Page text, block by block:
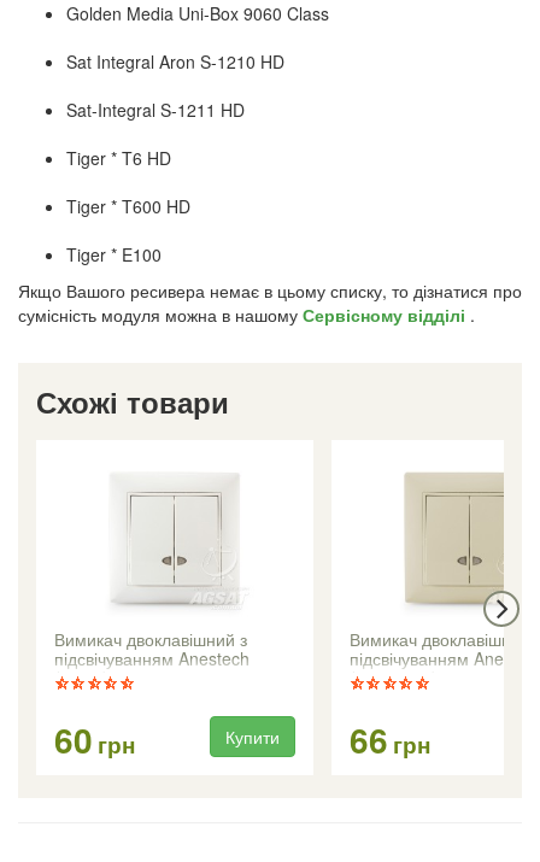
Golden Media Uni-Box 9060 Class
Sat Integral Aron S-1210 HD
Sat-Integral S-1211 HD
Tiger * T6 HD
Tiger * T600 HD
Tiger * E100
Якщо Вашого ресивера немає в цьому списку, то дізнатися про
сумісність модуля можна в нашому Сервісному відділі .
Схожі товари
Вимикач двоклавішний з
підсвічуванням Anestech
(білий)
60 грн Купити
Вимикач двоклавішний
підсвічуванням
(кремовий)
66 грн